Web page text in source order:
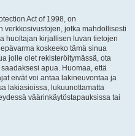
Act of 1998, on
verkkosivustojen, jotka mahdollisesti
huoltajan kirjallisen luvan tietojen
koskeeko tämä sinua
jolle olet rekisteröitymässä, ota
apua. Huomaa, että
eivät voi antaa lakineuvontaa ja
lakiasioissa, lukuunottamatta
väärinkäytöstapauksissa tai